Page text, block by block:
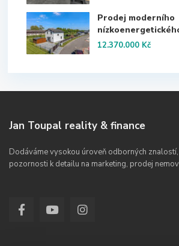
Prodej moderního
12.370.000 Kč
Jan Toupal reality & finance
Dodáváme vysokou úroveň odborných
pozornosti k detailu na marketing, prodej